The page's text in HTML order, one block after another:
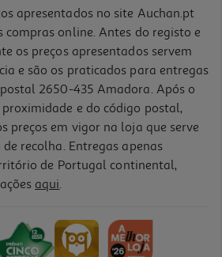
apresentados no site Auchan.pt
compras online. Antes do registo e
os preços apresentados servem
e são os praticados para entregas
2650-435 Amadora. Após o
e do código postal,
preços em vigor na loja que serve
recolha. Entregas apenas
de Portugal continental,
aqui.